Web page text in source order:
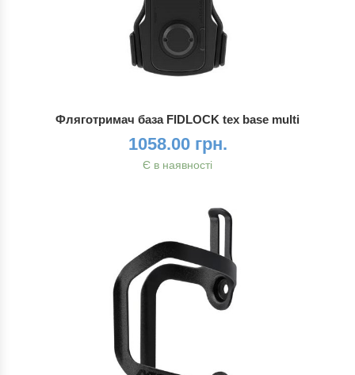
Фляготримач база FIDLOCK tex base multi
1058.00 грн.
Є в наявності